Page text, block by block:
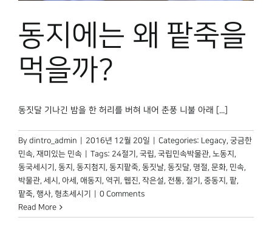
동지에는 왜 팥죽을
먹을까?
동짓달 기나긴 밤을 한 허리를 버혀 내어 춘풍 니불 아래 [...]
By dintro_admin 2016년 12월 20일 Categories: Legacy, 궁금한
민속, 재미있는 민속 Tags: 24절기 , 국립, 국립민속박물관, 노동지 ,
동국세시기 , 동지 , 동지첨지 , 동지팥죽, 동짓날, 동짓달, 명절, 문화, 민속,
박물관, 세시 , 아세 , 애동지 , 역귀 , 웹진, 작은설, 전통, 절기 , 중동지 , 팥,
팥죽, 행사, 형초세시기
0 Comments
Read More